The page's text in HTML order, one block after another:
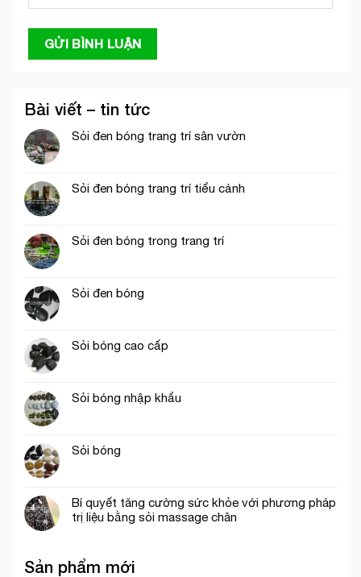
Bài viết – tin tức
Sỏi đen bóng trang trí sân vườn
Sỏi đen bóng trang trí tiểu cảnh
Sỏi đen bóng trong trang trí
Sỏi đen bóng
Sỏi bóng cao cấp
Sỏi bóng nhập khẩu
Sỏi bóng
Bí quyết tăng cường sức khỏe với phương pháp
trị liệu bằng sỏi massage chân
Sản phẩm mới